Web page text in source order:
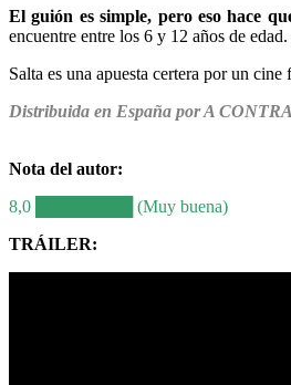
El guión es simple, pero eso hace
encuentre entre los 6 y 12 años de edad.
Salta es una apuesta certera por un
Distribuida en España por A
Nota del autor:
8,0 ████████ (Muy buena)
TRÁILER: